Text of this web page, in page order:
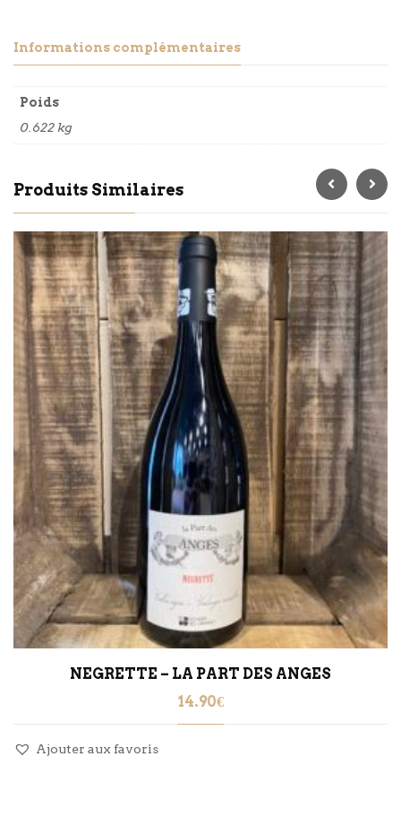
Informations complémentaires
Poids
0.622 kg
Produits Similaires
NEGRETTE – LA PART DES ANGES
14.90€
Ajouter aux favoris